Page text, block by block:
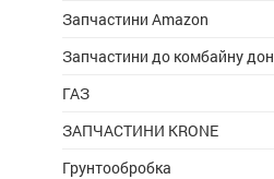
Запчастини Amazon
Запчастини до комбайну дон
ГАЗ
ЗАПЧАСТИНИ KRONE
Грунтообробка